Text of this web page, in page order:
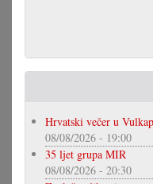
Hrvatski večer u
08/08/2026 - 19:00
35 ljet grupa MIR
08/08/2026 - 20:30